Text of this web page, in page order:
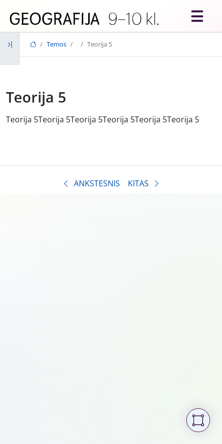
Temos Teorija 5
Teorija 5
Teorija 5Teorija 5Teorija 5Teorija 5Teorija 5Teorija 5
ANKSTESNIS KITAS